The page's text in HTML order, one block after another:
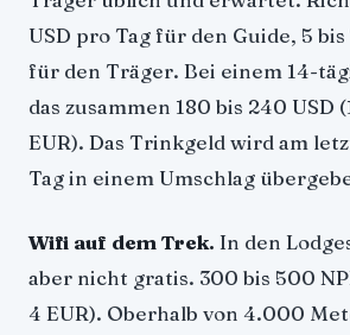
USD pro Tag für den Guide, 5 bis
für den Träger. Bei einem 14-
das zusammen 180 bis 240 USD
EUR). Das Trinkgeld wird am
Tag in einem Umschlag
Wifi auf dem Trek. In den
aber nicht gratis. 300 bis 500
4 EUR). Oberhalb von 4.000